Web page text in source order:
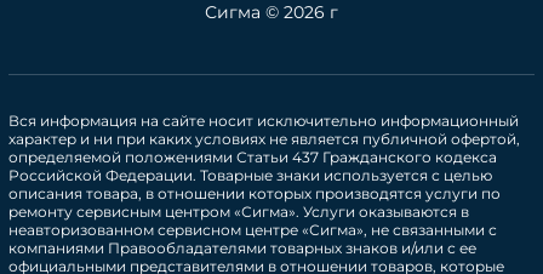
Сигма © 2026 г
Вся информация на сайте носит исключительно информационный
характер и ни при каких условиях не является публичной офертой,
определяемой положениями Статьи 437 Гражданского кодекса
Российской Федерации. Товарные знаки используется с целью
описания товара, в отношении которых производятся услуги по
ремонту сервисным центром «Сигма». Услуги оказываются в
неавторизованном сервисном центре «Сигма», не связанными с
компаниями Правообладателями товарных знаков и/или с ее
официальными представителями в отношении товаров, которые